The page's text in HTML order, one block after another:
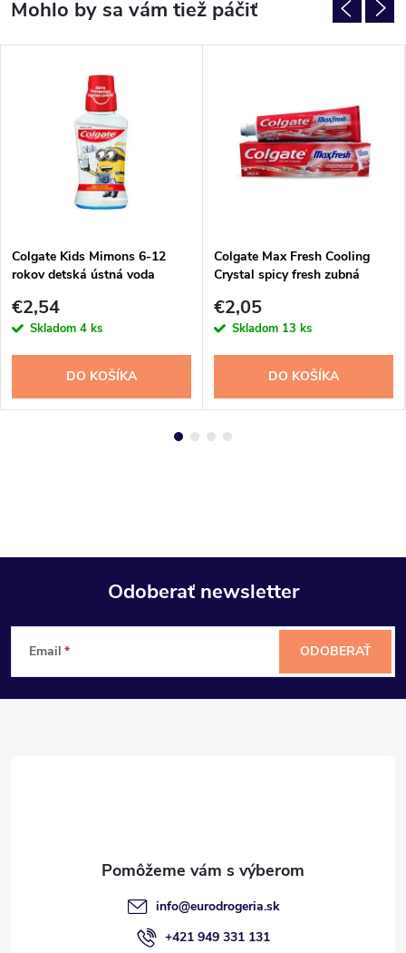
Colgate Kids Mimons 6-12
rokov detská ústná voda
€2,54
Skladom 4 ks
DO KOŠÍKA
Colgate Max Fresh Cooling
Crystal spicy fresh zubná
€2,05
Skladom 13 ks
DO KOŠÍKA
Z
á
Odoberať newsletter
Email ODOBERAŤ
info@eurodrogeria.sk
+421 949 331 131